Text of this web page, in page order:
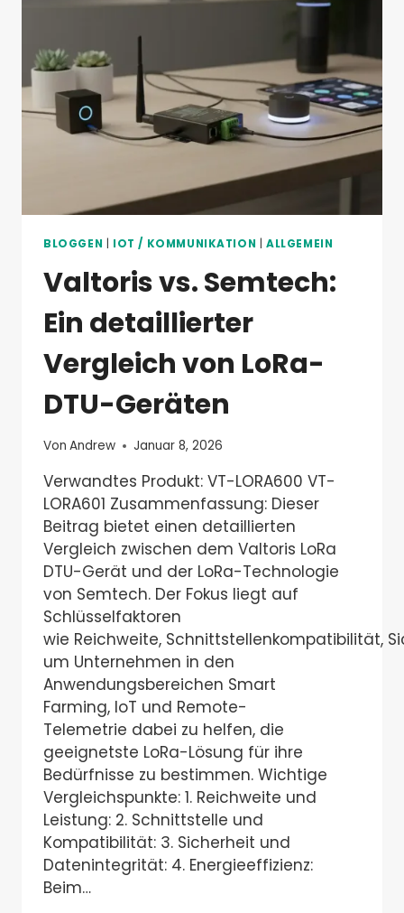
WIE
DIE
INTELLIGENTE
TIERHALTUNG?
BLOGGEN IOT / KOMMUNIKATION |ALLGEMEIN
Valtoris vs. Semtech:
Ein detaillierter
Vergleich von LoRa-
DTU-Geräten
Von Andrew Januar 8, 2026
Verwandtes Produkt: VT-LORA600 VT-
LORA601 Zusammenfassung: Dieser
Beitrag bietet einen detaillierten
Vergleich zwischen dem Valtoris LoRa
DTU-Gerät und der LoRa-Technologie
von Semtech. Der Fokus liegt auf
Schlüsselfaktoren
wie Reichweite, Schnittstellenkompatibilität,
um Unternehmen in den
Anwendungsbereichen Smart
Farming, IoT und Remote-
Telemetrie dabei zu helfen, die
geeignetste LoRa-Lösung für ihre
Bedürfnisse zu bestimmen. Wichtige
Vergleichspunkte: 1. Reichweite und
Leistung: 2. Schnittstelle und
Kompatibilität: 3. Sicherheit und
Datenintegrität: 4. Energieeffizienz:
Beim…